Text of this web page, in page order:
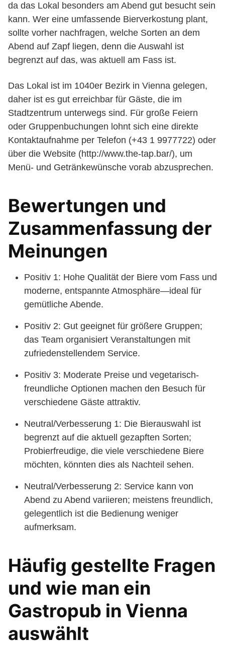
da das Lokal besonders am Abend gut besucht sein
kann. Wer eine umfassende Bierverkostung plant,
sollte vorher nachfragen, welche Sorten an dem
Abend auf Zapf liegen, denn die Auswahl ist
begrenzt auf das, was aktuell am Fass ist.
Das Lokal ist im 1040er Bezirk in Vienna gelegen,
daher ist es gut erreichbar für Gäste, die im
Stadtzentrum unterwegs sind. Für große Feiern
oder Gruppenbuchungen lohnt sich eine direkte
Kontaktaufnahme per Telefon (+43 1 9977722) oder
über die Website (http://www.the-tap.bar/), um
Menü- und Getränkewünsche vorab abzusprechen.
Bewertungen und
Zusammenfassung der
Meinungen
Positiv 1: Hohe Qualität der Biere vom Fass und
moderne, entspannte Atmosphäre—ideal für
gemütliche Abende.
Positiv 2: Gut geeignet für größere Gruppen;
das Team organisiert Veranstaltungen mit
zufriedenstellendem Service.
Positiv 3: Moderate Preise und vegetarisch-
freundliche Optionen machen den Besuch für
verschiedene Gäste attraktiv.
Neutral/Verbesserung 1: Die Bierauswahl ist
begrenzt auf die aktuell gezapften Sorten;
Probierfreudige, die viele verschiedene Biere
möchten, könnten dies als Nachteil sehen.
Neutral/Verbesserung 2: Service kann von
Abend zu Abend variieren; meistens freundlich,
gelegentlich ist die Bedienung weniger
aufmerksam.
Häufig gestellte Fragen
und wie man ein
Gastropub in Vienna
auswählt